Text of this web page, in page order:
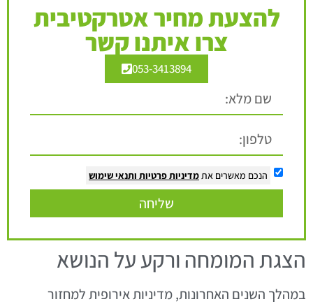
להצעת מחיר אטרקטיבית
צרו איתנו קשר
053-3413894
הנכם מאשרים את מדיניות פרטיות ותנאי שימוש
שליחה
הצגת המומחה ורקע על הנושא
במהלך השנים האחרונות, מדיניות אירופית למחזור